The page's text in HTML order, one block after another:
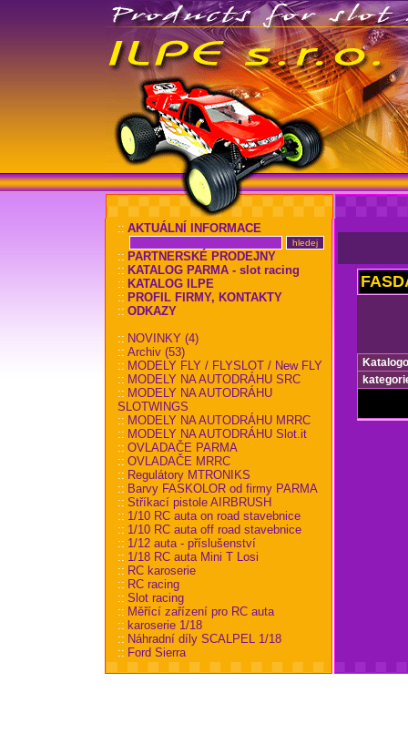
:: AKTUÁLNÍ INFORMACE
:: PARTNERSKÉ PRODEJNY
:: KATALOG PARMA - slot racing
:: KATALOG ILPE
:: PROFIL FIRMY, KONTAKTY
:: ODKAZY
:: NOVINKY (4)
:: Archiv (53)
:: MODELY FLY / FLYSLOT / New FLY
:: MODELY NA AUTODRÁHU SRC
:: MODELY NA AUTODRÁHU
SLOTWINGS
:: MODELY NA AUTODRÁHU MRRC
:: MODELY NA AUTODRÁHU Slot.it
:: OVLADAČE PARMA
:: OVLADAČE MRRC
:: Regulátory MTRONIKS
:: Barvy FASKOLOR od firmy PARMA
:: Stříkací pistole AIRBRUSH
:: 1/10 RC auta on road stavebnice
:: 1/10 RC auta off road stavebnice
:: 1/12 auta - příslušenství
:: 1/18 RC auta Mini T Losi
:: RC karoserie
:: RC racing
:: Slot racing
:: Měřící zařízení pro RC auta
:: karoserie 1/18
:: Náhradní díly SCALPEL 1/18
:: Ford Sierra